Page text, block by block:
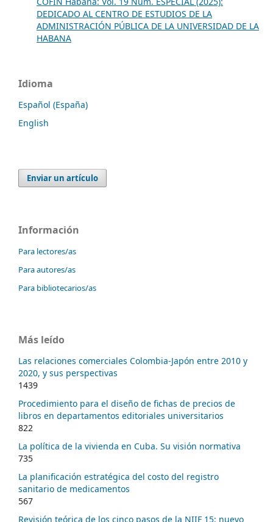
DEDICADO AL CENTRO DE ESTUDIOS DE LA
ADMINISTRACIÓN PÚBLICA DE LA UNIVERSIDAD DE LA
HABANA
Idioma
Español (España)
English
Enviar un artículo
Información
Para lectores/as
Para autores/as
Para bibliotecarios/as
Más leído
Las relaciones comerciales Colombia-Japón entre 2010 y
2020, y sus perspectivas
1439
Procedimiento para el diseño de fichas de precios de
libros en departamentos editoriales universitarios
822
La política de la vivienda en Cuba. Su visión normativa
735
La planificación estratégica del costo del registro
sanitario de medicamentos
567
Revisión teórica de los cinco pasos de la NIIF 15: nuevo